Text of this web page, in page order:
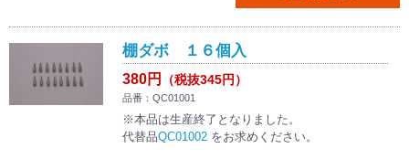
棚ダボ １６個入
380円 （税抜345円）
品番：QC01001
※本品は生産終了となりました。
代替品QC01002をお求めください。